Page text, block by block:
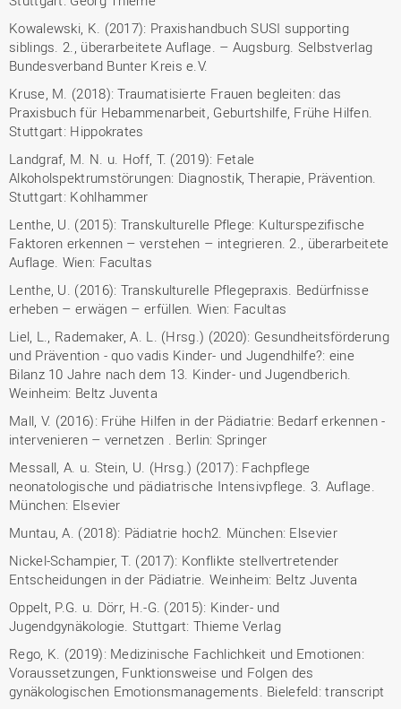
Kowalewski, K. (2017): Praxishandbuch SUSI supporting
siblings. 2., überarbeitete Auflage. – Augsburg. Selbstverlag
Bundesverband Bunter Kreis e.V.
Kruse, M. (2018): Traumatisierte Frauen begleiten: das
Praxisbuch für Hebammenarbeit, Geburtshilfe, Frühe Hilfen.
Stuttgart: Hippokrates
Landgraf, M. N. u. Hoff, T. (2019): Fetale
Alkoholspektrumstörungen: Diagnostik, Therapie, Prävention.
Stuttgart: Kohlhammer
Lenthe, U. (2015): Transkulturelle Pflege: Kulturspezifische
Faktoren erkennen – verstehen – integrieren. 2., überarbeitete
Auflage. Wien: Facultas
Lenthe, U. (2016): Transkulturelle Pflegepraxis. Bedürfnisse
erheben – erwägen – erfüllen. Wien: Facultas
Liel, L., Rademaker, A. L. (Hrsg.) (2020): Gesundheitsförderung
und Prävention - quo vadis Kinder- und Jugendhilfe?: eine
Bilanz 10 Jahre nach dem 13. Kinder- und Jugendberich.
Weinheim: Beltz Juventa
Mall, V. (2016): Frühe Hilfen in der Pädiatrie: Bedarf erkennen -
intervenieren – vernetzen . Berlin: Springer
Messall, A. u. Stein, U. (Hrsg.) (2017): Fachpflege
neonatologische und pädiatrische Intensivpflege. 3. Auflage.
München: Elsevier
Muntau, A. (2018): Pädiatrie hoch2. München: Elsevier
Nickel-Schampier, T. (2017): Konflikte stellvertretender
Entscheidungen in der Pädiatrie. Weinheim: Beltz Juventa
Oppelt, P.G. u. Dörr, H.-G. (2015): Kinder- und
Jugendgynäkologie. Stuttgart: Thieme Verlag
Rego, K. (2019): Medizinische Fachlichkeit und Emotionen:
Voraussetzungen, Funktionsweise und Folgen des
gynäkologischen Emotionsmanagements. Bielefeld: transcript